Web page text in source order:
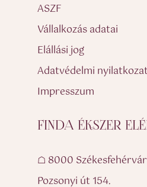
ASZF
Vállalkozás adatai
Elállási jog
Adatvédelmi
Impresszum
FINDA ÉKSZER
☖ 8000 Székesfehérvár
Pozsonyi út 154.